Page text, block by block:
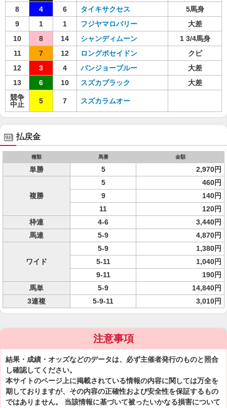
8
4 6 タイキサクセス
5馬身
9
1 1 フジヤマロバリー
大差
10
8 14 シャンディムーン
1 3/4馬身
11
7 12 ロングポセイドン
クビ
12
3 4 バンジョーブルー
大差
13
6 10 スズカブラック
大差
競争
中止
5 7 スズカラムオー
払戻金
種類 馬番 金額
単勝 5 2,970円
複勝
5
460円
9
140円
11
120円
枠連
4-6
3,440円
馬連
5-9 4,870円
ワイド
5-9
1,380円
5-11
1,040円
9-11
190円
馬単
5-9
14,840円
3連複
5-9-11 3,010円
注意事項
結果・成績・オッズなどのデータは、必ず主催者発行のものと照合
し確認してください。
本サイトのページ上に掲載されている情報の内容に関しては万全を
期しておりますが、その内容の正確性および安全性を保証するもの
ではありません。 当該情報に基づいて被ったいかなる損害について